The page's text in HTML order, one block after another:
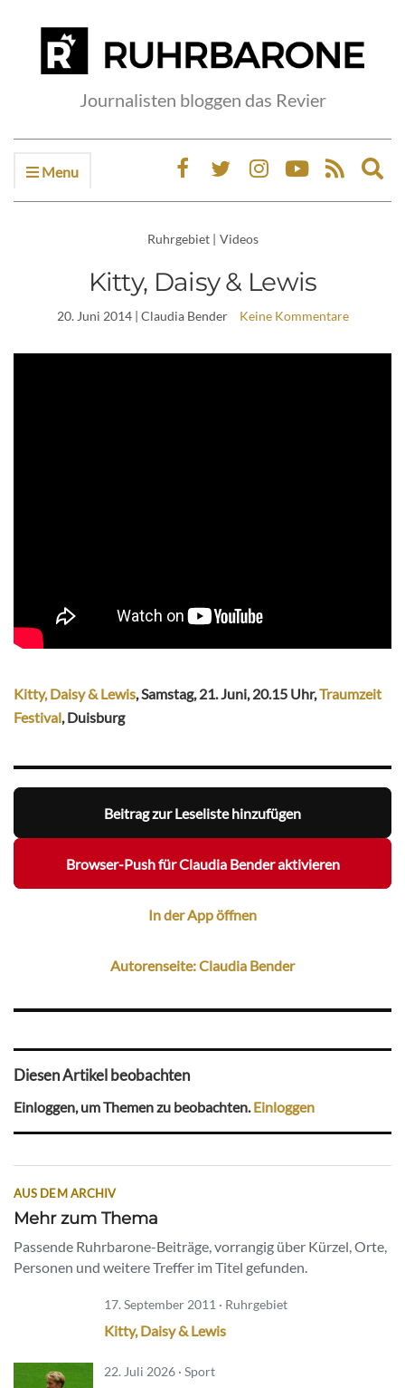
Journalisten bloggen das Revier
Menu
Ruhrgebiet | Videos
Kitty, Daisy & Lewis
20. Juni 2014| Claudia Bender Keine Kommentare
Kitty, Daisy & Lewis, Samstag, 21. Juni, 20.15 Uhr,Traumzeit
Festival, Duisburg
Beitrag zur Leseliste hinzufügen
Browser-Push für Claudia Bender aktivieren
In der App öffnen
Autorenseite: Claudia Bender
Diesen Artikel beobachten
Einloggen, um Themen zu beobachten.Einloggen
AUS DEM ARCHIV
Mehr zum Thema
Passende Ruhrbarone-Beiträge, vorrangig über Kürzel, Orte,
Personen und weitere Treffer im Titel gefunden.
17. September 2011 · Ruhrgebiet
Kitty, Daisy & Lewis
22. Juli 2026 · Sport